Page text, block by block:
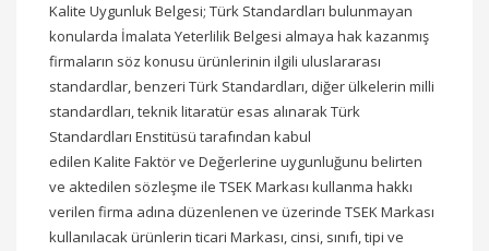
Kalite Uygunluk Belgesi; Türk Standardları bulunmayan
konularda İmalata Yeterlilik Belgesi almaya hak kazanmış
firmaların söz konusu ürünlerinin ilgili uluslararası
standardlar, benzeri Türk Standardları, diğer ülkelerin milli
standardları, teknik litaratür esas alınarak Türk
Standardları Enstitüsü tarafından kabul
edilen Kalite Faktör ve Değerlerine uygunluğunu belirten
ve aktedilen sözleşme ile TSEK Markası kullanma hakkı
verilen firma adına düzenlenen ve üzerinde TSEK Markası
kullanılacak ürünlerin ticari Markası, cinsi, sınıfı, tipi ve